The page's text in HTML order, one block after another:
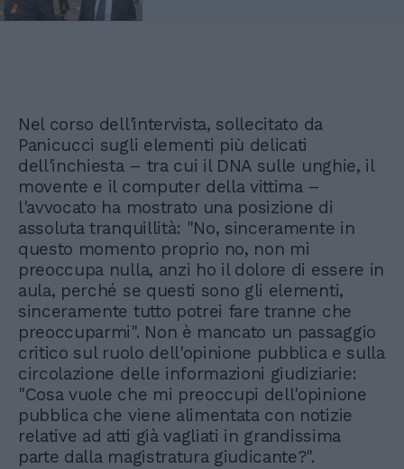
Nel corso dell'intervista, sollecitato da
Panicucci sugli elementi più delicati
dell'inchiesta – tra cui il DNA sulle unghie, il
movente e il computer della vittima –
l'avvocato ha mostrato una posizione di
assoluta tranquillità: "No, sinceramente in
questo momento proprio no, non mi
preoccupa nulla, anzi ho il dolore di essere in
aula, perché se questi sono gli elementi,
sinceramente tutto potrei fare tranne che
preoccuparmi". Non è mancato un passaggio
critico sul ruolo dell'opinione pubblica e sulla
circolazione delle informazioni giudiziarie:
"Cosa vuole che mi preoccupi dell'opinione
pubblica che viene alimentata con notizie
relative ad atti già vagliati in grandissima
parte dalla magistratura giudicante?".